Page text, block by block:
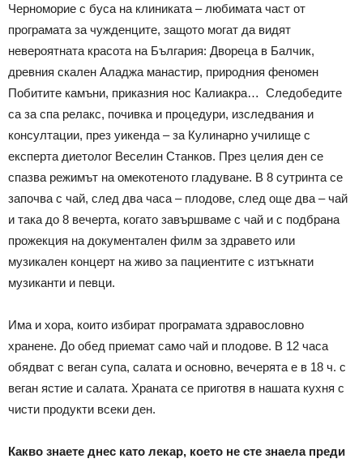
Черноморие с буса на клиниката – любимата част от
програмата за чужденците, защото могат да видят
невероятната красота на България: Двореца в Балчик,
древния скален Аладжа манастир, природния феномен
Побитите камъни, приказния нос Калиакра… Следобедите
са за спа релакс, почивка и процедури, изследвания и
консултации, през уикенда – за Кулинарно училище с
експерта диетолог Веселин Станков. През целия ден се
спазва режимът на омекотеното гладуване. В 8 сутринта се
започва с чай, след два часа – плодове, след още два – чай
и така до 8 вечерта, когато завършваме с чай и с подбрана
прожекция на документален филм за здравето или
музикален концерт на живо за пациентите с изтъкнати
музиканти и певци.
Има и хора, които избират програмата здравословно
хранене. До обед приемат само чай и плодове. В 12 часа
обядват с веган супа, салата и основно, вечерята е в 18 ч. с
веган ястие и салата. Храната се приготвя в нашата кухня с
чисти продукти всеки ден.
Какво знаете днес като лекар, което не сте знаела преди